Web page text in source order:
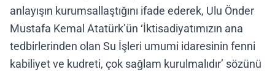
anlayışın kurumsallaştığını ifade ederek, Ulu Önder
Mustafa Kemal Atatürk’ün ‘İktisadiyatımızın ana
tedbirlerinden olan Su İşleri umumi idaresinin fenni
kabiliyet ve kudreti, çok sağlam kurulmalıdır’ sözünü